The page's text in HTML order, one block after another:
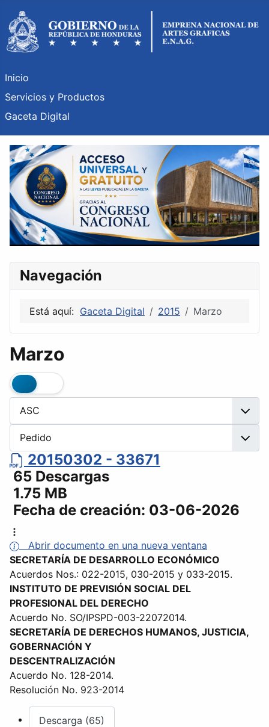
Inicio
Servicios y Productos
Gaceta Digital
Navegación
Está aquí: Gaceta Digital 2015 Marzo
Marzo
20150302 - 33671
65 Descargas
1.75 MB
Fecha de creación: 03-06-2026
Abrir documento en una nueva ventana
SECRETARÍA DE DESARROLLO ECONÓMICO
Acuerdos Nos.: 022-2015, 030-2015 y 033-2015.
INSTITUTO DE PREVISIÓN SOCIAL DEL
PROFESIONAL DEL DERECHO
Acuerdo No. SO/IPSPD-003-22072014.
SECRETARÍA DE DERECHOS HUMANOS, JUSTICIA,
GOBERNACIÓN Y
DESCENTRALIZACIÓN
Acuerdo No. 128-2014.
Resolución No. 923-2014
Descarga (65)